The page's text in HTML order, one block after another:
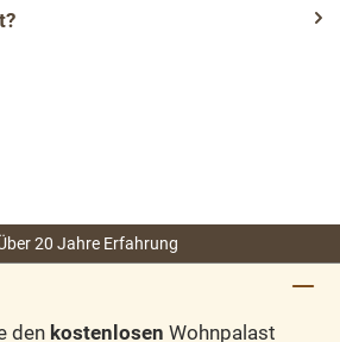
aus indonesischen Häusern. Die
einem alten Foto aus
welchessich natürlich nach
20 Jahre Erfahrung
den kostenlosen Wohnpalast